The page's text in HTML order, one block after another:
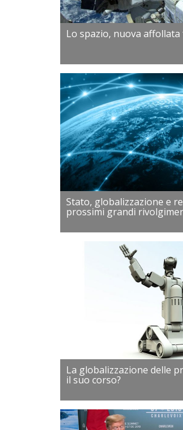
Lo spazio, nuova
Stato, globalizzazione e
prossimi grandi
La globalizzazione delle
il suo corso?